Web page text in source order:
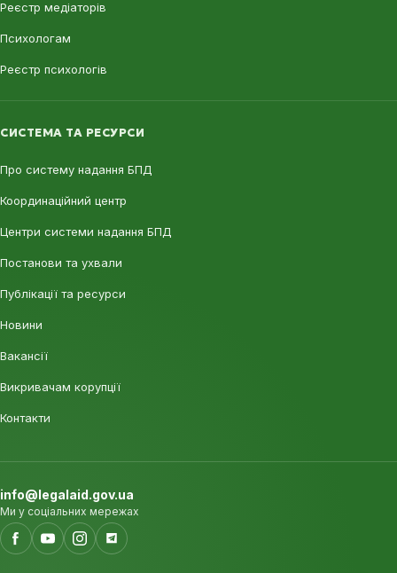
Реєстр медіаторів
Психологам
Реєстр психологів
СИСТЕМА ТА РЕСУРСИ
Про систему надання БПД
Координаційний центр
Центри системи надання БПД
Постанови та ухвали
Публікації та ресурси
Новини
Вакансії
Викривачам корупції
Контакти
info@legalaid.gov.ua
Ми у соціальних мережах